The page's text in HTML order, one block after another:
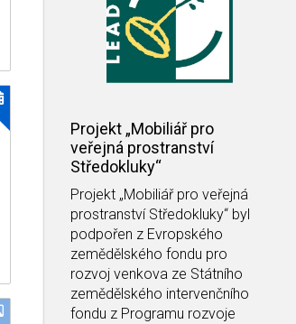
Projekt „Mobiliář pro
veřejná prostranství
Středokluky“
Projekt „Mobiliář pro veřejná
prostranství Středokluky“ byl
podpořen z Evropského
zemědělského fondu pro
rozvoj venkova ze Státního
zemědělského intervenčního
fondu z Programu rozvoje